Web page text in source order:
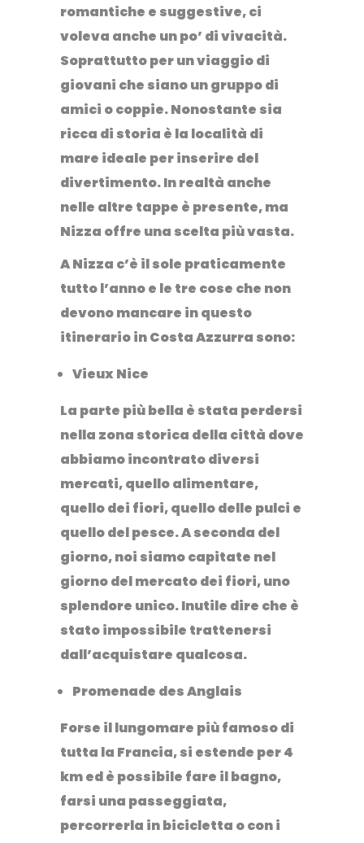
romantiche e suggestive, ci
voleva anche un po’ di vivacità.
Soprattutto per un viaggio di
giovani che siano un gruppo di
amici o coppie. Nonostante sia
ricca di storia è la località di
mare ideale per inserire del
divertimento. In realtà anche
nelle altre tappe è presente, ma
Nizza offre una scelta più vasta.
A Nizza c’è il sole praticamente
tutto l’anno e le tre cose che non
devono mancare in questo
itinerario in Costa Azzurra sono:
Vieux Nice
La parte più bella è stata perdersi
nella zona storica della città dove
abbiamo incontrato diversi
mercati, quello alimentare,
quello dei fiori, quello delle pulci e
quello del pesce. A seconda del
giorno, noi siamo capitate nel
giorno del mercato dei fiori, uno
splendore unico. Inutile dire che è
stato impossibile trattenersi
dall’acquistare qualcosa.
Promenade des Anglais
Forse il lungomare più famoso di
tutta la Francia, si estende per 4
km ed è possibile fare il bagno,
farsi una passeggiata,
percorrerla in bicicletta o con i